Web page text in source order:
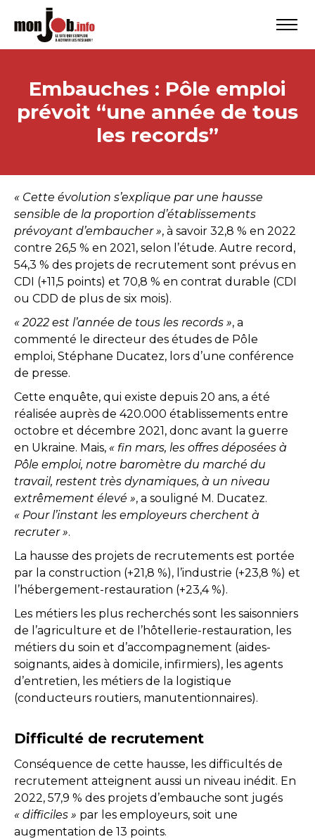
Embauches : Pôle emploi
prévoit “une année de tous
les records”
« Cette évolution s’explique par une hausse
sensible de la proportion d’établissements
prévoyant d’embaucher », à savoir 32,8 % en 2022
contre 26,5 % en 2021, selon l’étude. Autre record,
54,3 % des projets de recrutement sont prévus en
CDI (+11,5 points) et 70,8 % en contrat durable (CDI
ou CDD de plus de six mois).
« 2022 est l’année de tous les records », a
commenté le directeur des études de Pôle
emploi, Stéphane Ducatez, lors d’une conférence
de presse.
Cette enquête, qui existe depuis 20 ans, a été
réalisée auprès de 420.000 établissements entre
octobre et décembre 2021, donc avant la guerre
en Ukraine. Mais, « fin mars, les offres déposées à
Pôle emploi, notre baromètre du marché du
travail, restent très dynamiques, à un niveau
extrêmement élevé », a souligné M. Ducatez.
« Pour l’instant les employeurs cherchent à
recruter ».
La hausse des projets de recrutements est portée
par la construction (+21,8 %), l’industrie (+23,8 %) et
l’hébergement-restauration (+23,4 %).
Les métiers les plus recherchés sont les saisonniers
de l’agriculture et de l’hôtellerie-restauration, les
métiers du soin et d’accompagnement (aides-
soignants, aides à domicile, infirmiers), les agents
d’entretien, les métiers de la logistique
(conducteurs routiers, manutentionnaires).
Difficulté de recrutement
Conséquence de cette hausse, les difficultés de
recrutement atteignent aussi un niveau inédit. En
2022, 57,9 % des projets d’embauche sont jugés
« difficiles » par les employeurs, soit une
augmentation de 13 points.